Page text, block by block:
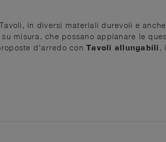
in diversi materiali durevoli e
misura, che possano appianare le
d'arredo con Tavoli allungabili